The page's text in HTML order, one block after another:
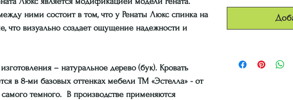
ними состоит в том, что у Ренаты Люкс спинка на
что визуально создает ощущение надежности и
– натуральное дерево (бук). Кровать
в 8-ми базовых оттенках мебели ТМ «Эстелла» - от
темного. В производстве применяются